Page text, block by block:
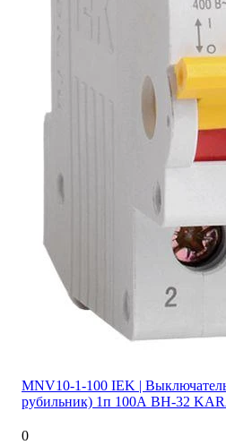
MNV10-1-100 IEK |
рубильник) 1п 100А ВН-32
0